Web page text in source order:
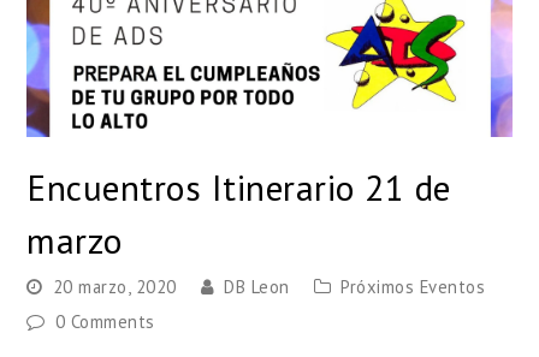
Encuentros Itinerario 21 de
marzo
20 marzo, 2020 DB Leon
Próximos Eventos
0 Comments